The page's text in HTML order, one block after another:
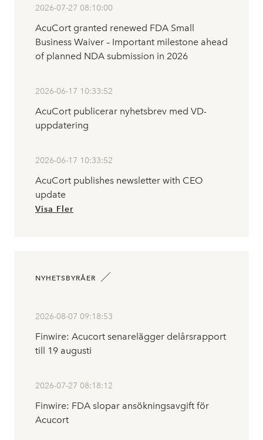
2026-07-27 08:10:00
AcuCort granted renewed FDA Small
Business Waiver – Important milestone ahead
of planned NDA submission in 2026
2026-06-17 10:33:52
AcuCort publicerar nyhetsbrev med VD-
uppdatering
2026-06-17 10:33:52
AcuCort publishes newsletter with CEO
update
Visa Fler
NYHETSBYRÅER
2026-08-07 09:18:53
Finwire: Acucort senarelägger delårsrapport
till 19 augusti
2026-07-27 08:18:12
Finwire: FDA slopar ansökningsavgift för
Acucort